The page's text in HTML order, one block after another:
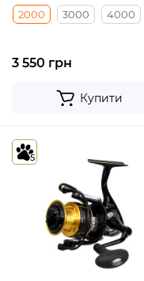
2000 3000 4000
3 550 грн
Купити
5